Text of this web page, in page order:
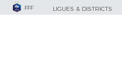
FFF LIGUES & DISTRICTS